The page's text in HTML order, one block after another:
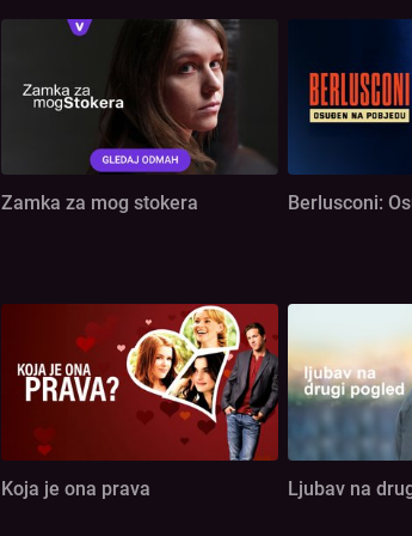
Zamka za mog stokera Berlusconi:
Koja je ona prava Ljubav na